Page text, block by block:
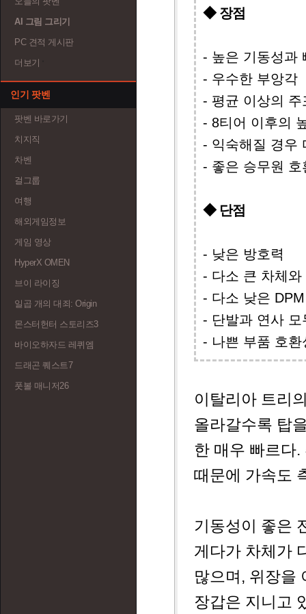
AI 그림 그리기
PC 견적 게시판
더보기
인기 팟벤
팟벤 바로가기
치지직
차벤
걸그룹
여행
해외게임정보
게임 영상
HyperX OMEN
브이 라이징
일곱 개의 대죄: Origin
몬스터헌터 스토리즈3
바이오하자드 레퀴엠
드래곤 퀘스트7
풋볼 매니저26
◆ 장점
- 높은 기동성과
- 우수한 부앙각
- 평균 이상의 주
- 8티어 이후의
- 익숙해질 경우
- 좋은 승무원 호
◆ 단점
- 낮은 방호력
- 다소 큰 차체
- 다소 낮은 DPM
- 단발과 연사
- 나쁜 부품 호환
이탈리아 트리
올라갈수록 탑
한 매우 빠르다
때문에 가속도
기동성이 좋은
게다가 차체가
많으며, 위장을
장갑은 지니고